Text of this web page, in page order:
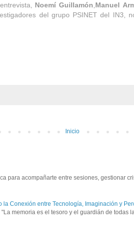
Noemí Guillamón Manuel
del grupo PSINET del
Inicio
para acompañarte entre sesiones, gestionar
Conexión entre Tecnología, Imaginación y
memoria es el tesoro y el guardián de todas